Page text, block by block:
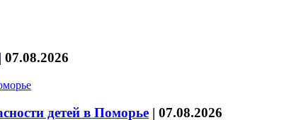
| 07.08.2026
детей в Поморье | 07.08.2026